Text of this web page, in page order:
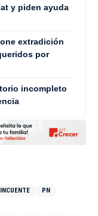
y piden ayuda
extradición
por
incompleto
PN